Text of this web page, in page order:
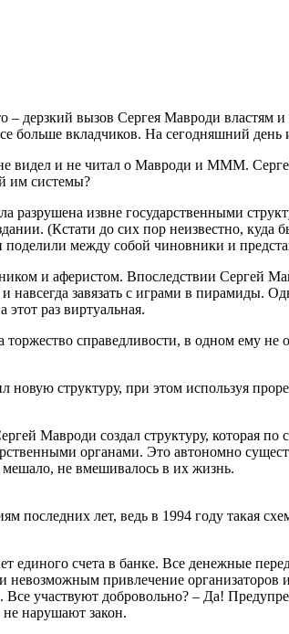
дерзкий вызов Сергея Мавроди властям
вкладчиков. На сегодняшний день
видел и не читал о Мавроди и МММ.
им системы?
извне государственными
(Кстати до сих пор неизвестно, куда
между собой чиновники и
и аферистом. Впоследствии Сергей
навсегда завязать с играми в пирамиды.
раз виртуальная.
справедливости, в одном ему
структуру, при этом используя
Мавроди создал структуру, которая по
органами. Это автономно
мешало, не вмешивалось в их жизнь.
последних лет, ведь в 1994 году такая
единого счета в банке. Все денежные
привлечение организаторов
участвуют добровольно? – Да!
нарушают закон.